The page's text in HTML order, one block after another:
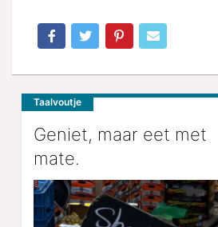
Taalvoutje
Geniet, maar eet met
mate.